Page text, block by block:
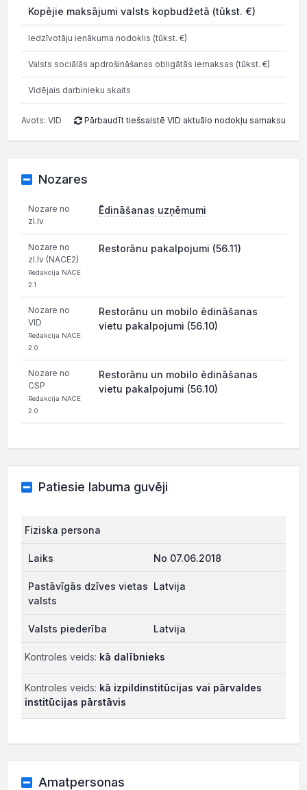
Kopējie maksājumi valsts kopbudžetā (tūkst. €)
Iedzīvotāju ienākuma nodoklis (tūkst. €)
Valsts sociālās apdrošināšanas obligātās iemaksas (tūkst. €)
Vidējais darbinieku skaits
Avots: VID Pārbaudīt tiešsaistē VID aktuālo nodokļu samaksu
Nozares
Nozare no
zl.lv
Ēdināšanas uzņēmumi
Nozare no
zl.lv (NACE2)
Redakcija NACE
2.1
Restorānu pakalpojumi (56.11)
Nozare no
VID
Redakcija NACE
2.0
Restorānu un mobilo ēdināšanas
vietu pakalpojumi (56.10)
Nozare no
CSP
Redakcija NACE
2.0
Restorānu un mobilo ēdināšanas
vietu pakalpojumi (56.10)
Patiesie labuma guvēji
Fiziska persona
No 07.06.2018
Latvija
Latvija
Kontroles veids: kā dalībnieks
Kontroles veids: kā izpildinstitūcijas vai pārvaldes
institūcijas pārstāvis
Amatpersonas